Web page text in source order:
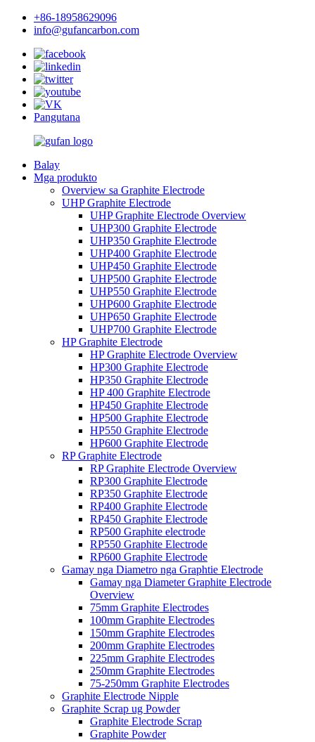
+86-18958629096
info@gufancarbon.com
Pangutana
Balay
Mga produkto
Overview sa Graphite Electrode
UHP Graphite Electrode
UHP Graphite Electrode Overview
UHP300 Graphite Electrode
UHP350 Graphite Electrode
UHP400 Graphite Electrode
UHP450 Graphite Electrode
UHP500 Graphite Electrode
UHP550 Graphite Electrode
UHP600 Graphite Electrode
UHP650 Graphite Electrode
UHP700 Graphite Electrode
HP Graphite Electrode
HP Graphite Electrode Overview
HP300 Graphite Electrode
HP350 Graphite Electrode
HP 400 Graphite Electrode
HP450 Graphite Electrode
HP500 Graphite Electrode
HP550 Graphite Electrode
HP600 Graphite Electrode
RP Graphite Electrode
RP Graphite Electrode Overview
RP300 Graphite Electrode
RP350 Graphite Electrode
RP400 Graphite Electrode
RP450 Graphite Electrode
RP500 Graphite electrode
RP550 Graphite Electrode
RP600 Graphite Electrode
Gamay nga Diametro nga Graphtie Electrode
Gamay nga Diameter Graphite Electrode
Overview
75mm Graphite Electrodes
100mm Graphite Electrodes
150mm Graphite Electrodes
200mm Graphite Electrodes
225mm Graphite Electrodes
250mm Graphite Electrodes
75-250mm Graphite Electrodes
Graphite Electrode Nipple
Graphite Scrap ug Powder
Graphite Electrode Scrap
Graphite Powder